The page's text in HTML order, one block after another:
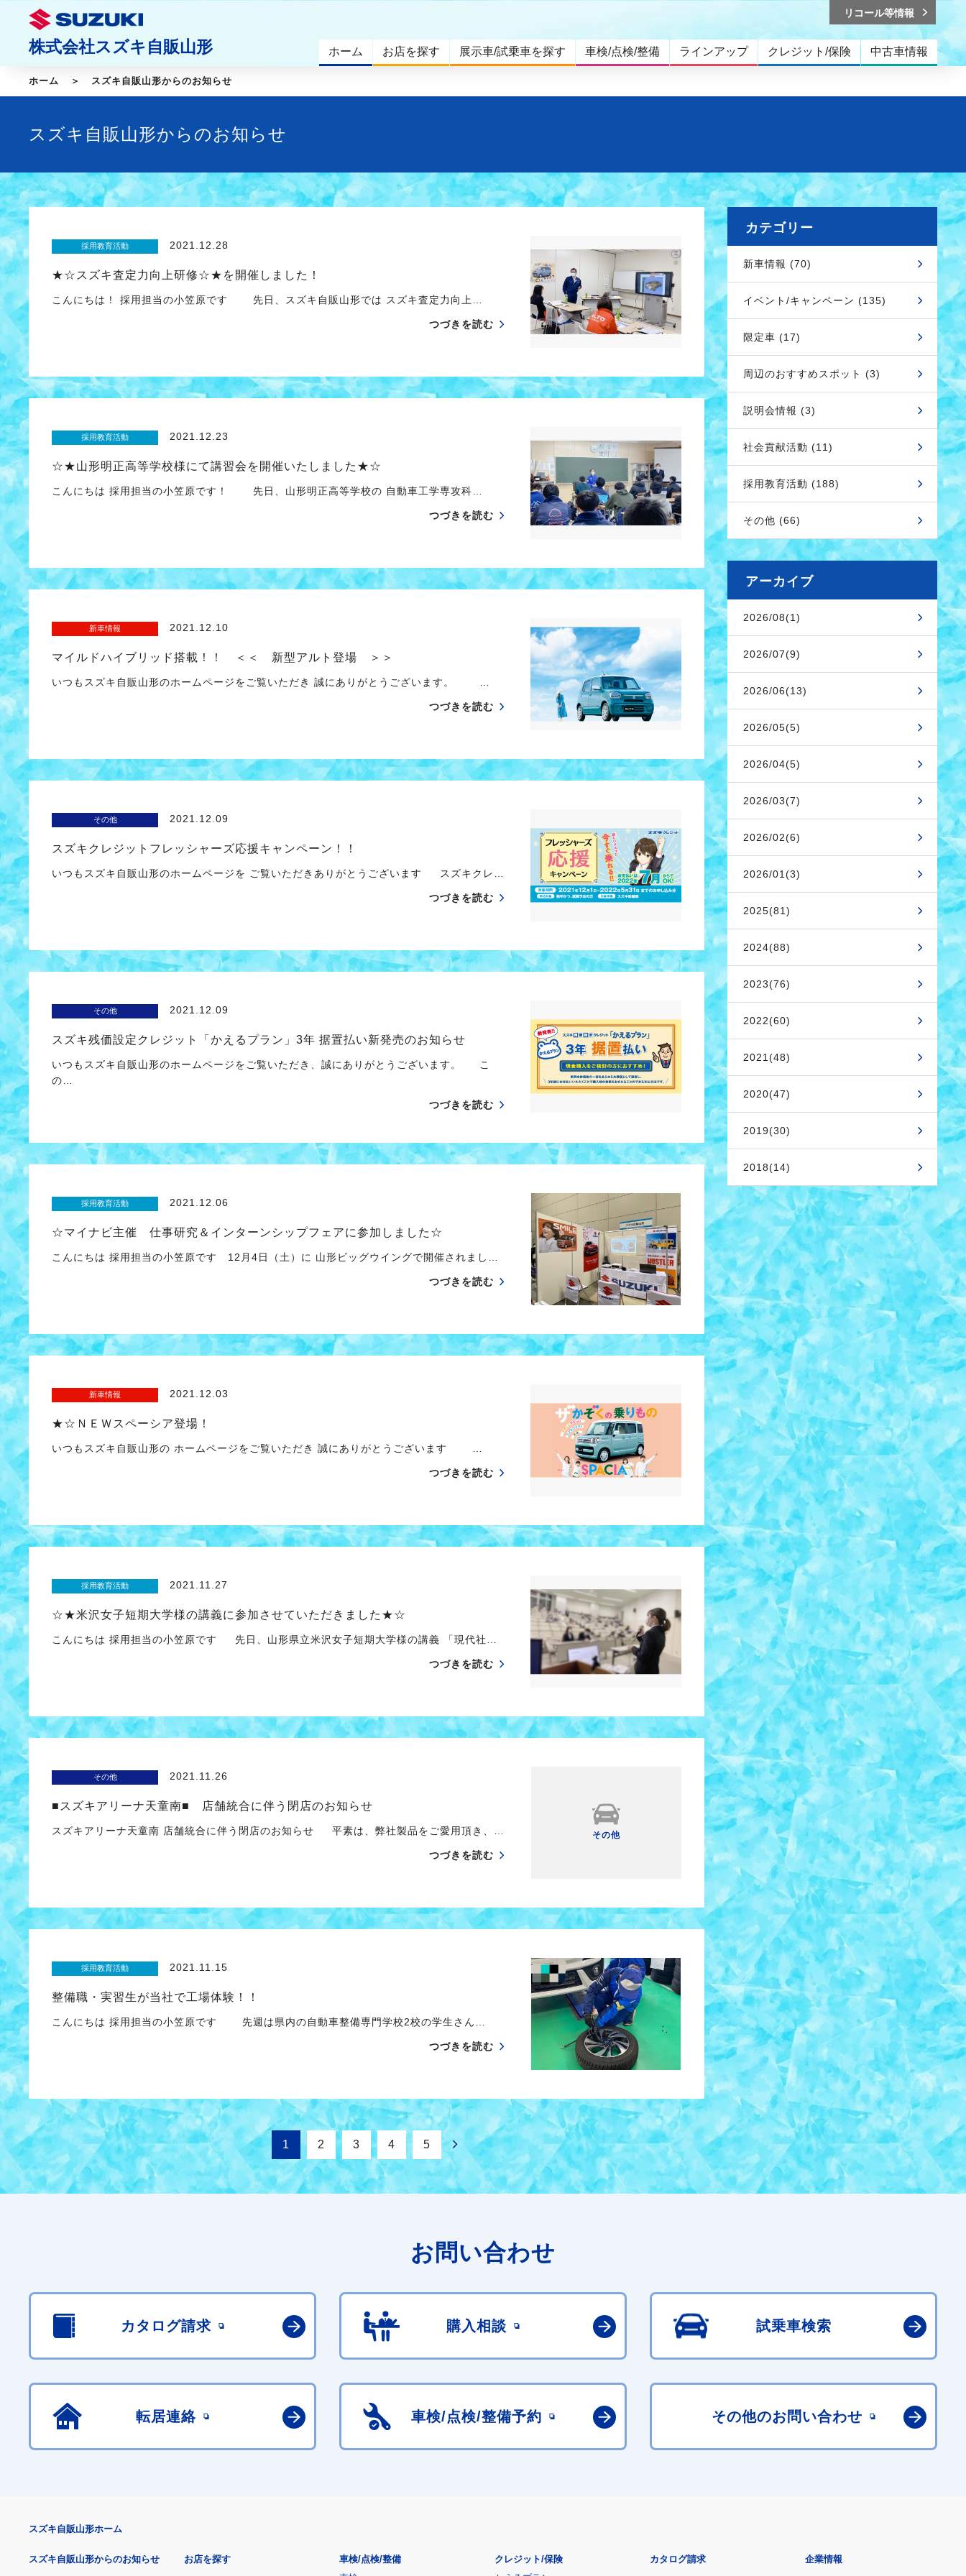
株式会社スズキ自販山形 ホーム お店を探す 展示車/試乗車を探す 車検/点検/整備 ラインアップ クレジット/保険 中古車情報
リコール等情報
ホーム スズキ自販山形からのお知らせ
スズキ自販山形からのお知らせ
採用教育活動 2021.12.28
★☆スズキ査定力向上研修☆★を開催しました！
こんにちは！ 採用担当の小笠原です 先日、スズキ自販山形では スズキ査定力向上…
つづきを読む
採用教育活動 2021.12.23
☆★山形明正高等学校様にて講習会を開催いたしました★☆
こんにちは 採用担当の小笠原です！ 先日、山形明正高等学校の 自動車工学専攻科…
つづきを読む
新車情報 2021.12.10
マイルドハイブリッド搭載！！ ＜＜ 新型アルト登場 ＞＞
いつもスズキ自販山形のホームページをご覧いただき 誠にありがとうございます。 …
つづきを読む
その他 2021.12.09
スズキクレジットフレッシャーズ応援キャンペーン！！
いつもスズキ自販山形のホームページを ご覧いただきありがとうございます スズキクレ…
つづきを読む
その他 2021.12.09
スズキ残価設定クレジット「かえるプラン」3年 据置払い新発売のお知らせ
いつもスズキ自販山形のホームページをご覧いただき、誠にありがとうございます。 こ
の…
つづきを読む
採用教育活動 2021.12.06
☆マイナビ主催 仕事研究＆インターンシップフェアに参加しました☆
こんにちは 採用担当の小笠原です 12月4日（土）に 山形ビッグウイングで開催されまし…
つづきを読む
新車情報 2021.12.03
★☆ＮＥＷスペーシア登場！
いつもスズキ自販山形の ホームページをご覧いただき 誠にありがとうございます …
つづきを読む
採用教育活動 2021.11.27
☆★米沢女子短期大学様の講義に参加させていただきました★☆
こんにちは 採用担当の小笠原です 先日、山形県立米沢女子短期大学様の講義 「現代社…
つづきを読む
その他 2021.11.26
■スズキアリーナ天童南■ 店舗統合に伴う閉店のお知らせ
スズキアリーナ天童南 店舗統合に伴う閉店のお知らせ 平素は、弊社製品をご愛用頂き、…
つづきを読む
その他
採用教育活動 2021.11.15
整備職・実習生が当社で工場体験！！
こんにちは 採用担当の小笠原です 先週は県内の自動車整備専門学校2校の学生さん…
つづきを読む
1 2 3 4 5
カテゴリー
新車情報 (70)
イベント/キャンペーン (135)
限定車 (17)
周辺のおすすめスポット (3)
説明会情報 (3)
社会貢献活動 (11)
採用教育活動 (188)
その他 (66)
アーカイブ
2026/08(1)
2026/07(9)
2026/06(13)
2026/05(5)
2026/04(5)
2026/03(7)
2026/02(6)
2026/01(3)
2025(81)
2024(88)
2023(76)
2022(60)
2021(48)
2020(47)
2019(30)
2018(14)
お問い合わせ
カタログ請求 購入相談 試乗車検索
転居連絡 車検/点検/整備予約 その他のお問い合わせ
スズキ自販山形ホーム
スズキ自販山形からのお知らせ お店を探す
車検/点検/整備
クレジット/保険
カタログ請求 企業情報